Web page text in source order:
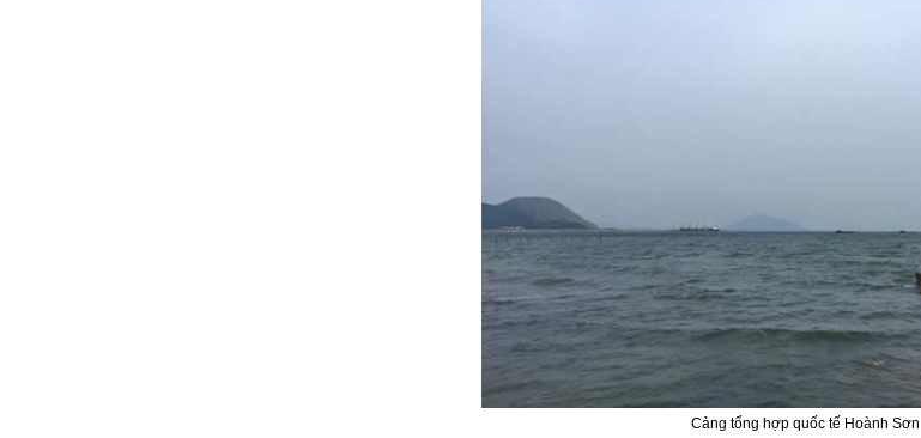
Cảng tổng hợp quốc tế Hoành Sơn